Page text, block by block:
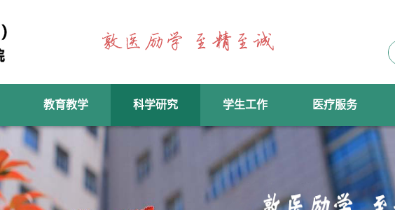
教育教学 科学研究 学生工作 医疗服务